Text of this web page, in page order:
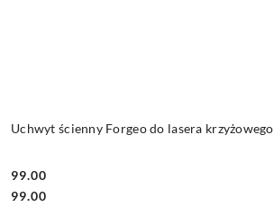
Uchwyt ścienny Forgeo do lasera krzyżowego
Cena:
99.00
Cena:
99.00